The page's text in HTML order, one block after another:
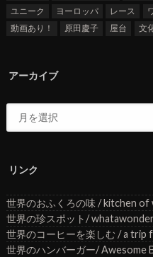
ユニーク
ヨーロッパ レース
動画あり！
原田慶子 屋台 文
アーカイブ
リンク
世界のおふくろの味 / kitchen of
世界の珍スポット/
世界のコーヒーを楽しむ / a
世界のハンバーガー/ Awesome